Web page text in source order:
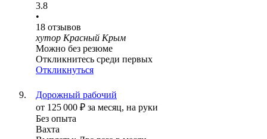
3.8
•
18 отзывов
хутор Красный Крым
Можно без резюме
Откликнитесь среди первых
Откликнуться
Дорожный рабочий
от 125 000 ₽ за месяц, на руки
Без опыта
Вахта